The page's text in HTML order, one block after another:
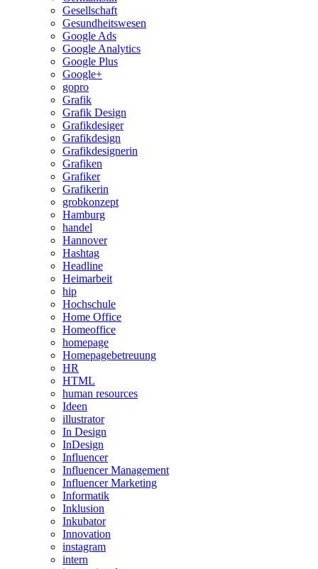
Gesellschaft
Gesundheitswesen
Google Ads
Google Analytics
Google Plus
Google+
gopro
Grafik
Grafik Design
Grafikdesiger
Grafikdesign
Grafikdesignerin
Grafiken
Grafiker
Grafikerin
grobkonzept
Hamburg
handel
Hannover
Hashtag
Headline
Heimarbeit
hip
Hochschule
Home Office
Homeoffice
homepage
Homepagebetreuung
HR
HTML
human resources
Ideen
illustrator
In Design
InDesign
Influencer
Influencer Management
Influencer Marketing
Informatik
Inklusion
Inkubator
Innovation
instagram
intern